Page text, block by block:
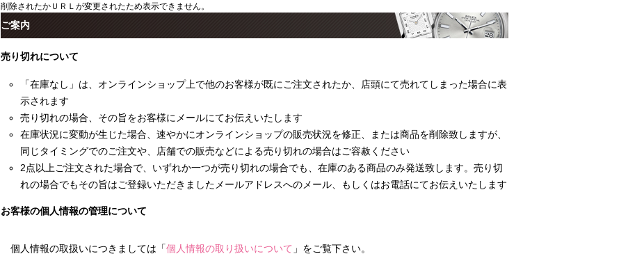
削除されたかＵＲＬが変更されたため表示できません。
ご案内
売り切れについて
「在庫なし」は、オンラインショップ上で他のお客様が既にご注文されたか、店頭にて売れてしまった場合に表
示されます
売り切れの場合、その旨をお客様にメールにてお伝えいたします
在庫状況に変動が生じた場合、速やかにオンラインショップの販売状況を修正、または商品を削除致しますが、
同じタイミングでのご注文や、店舗での販売などによる売り切れの場合はご容赦ください
2点以上ご注文された場合で、いずれか一つが売り切れの場合でも、在庫のある商品のみ発送致します。売り切
れの場合でもその旨はご登録いただきましたメールアドレスへのメール、もしくはお電話にてお伝えいたします
お客様の個人情報の管理について
個人情報の取扱いにつきましては「個人情報の取り扱いについて 」をご覧下さい。